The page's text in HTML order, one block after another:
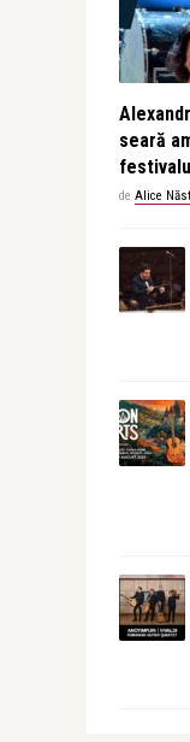
seară
de Alice